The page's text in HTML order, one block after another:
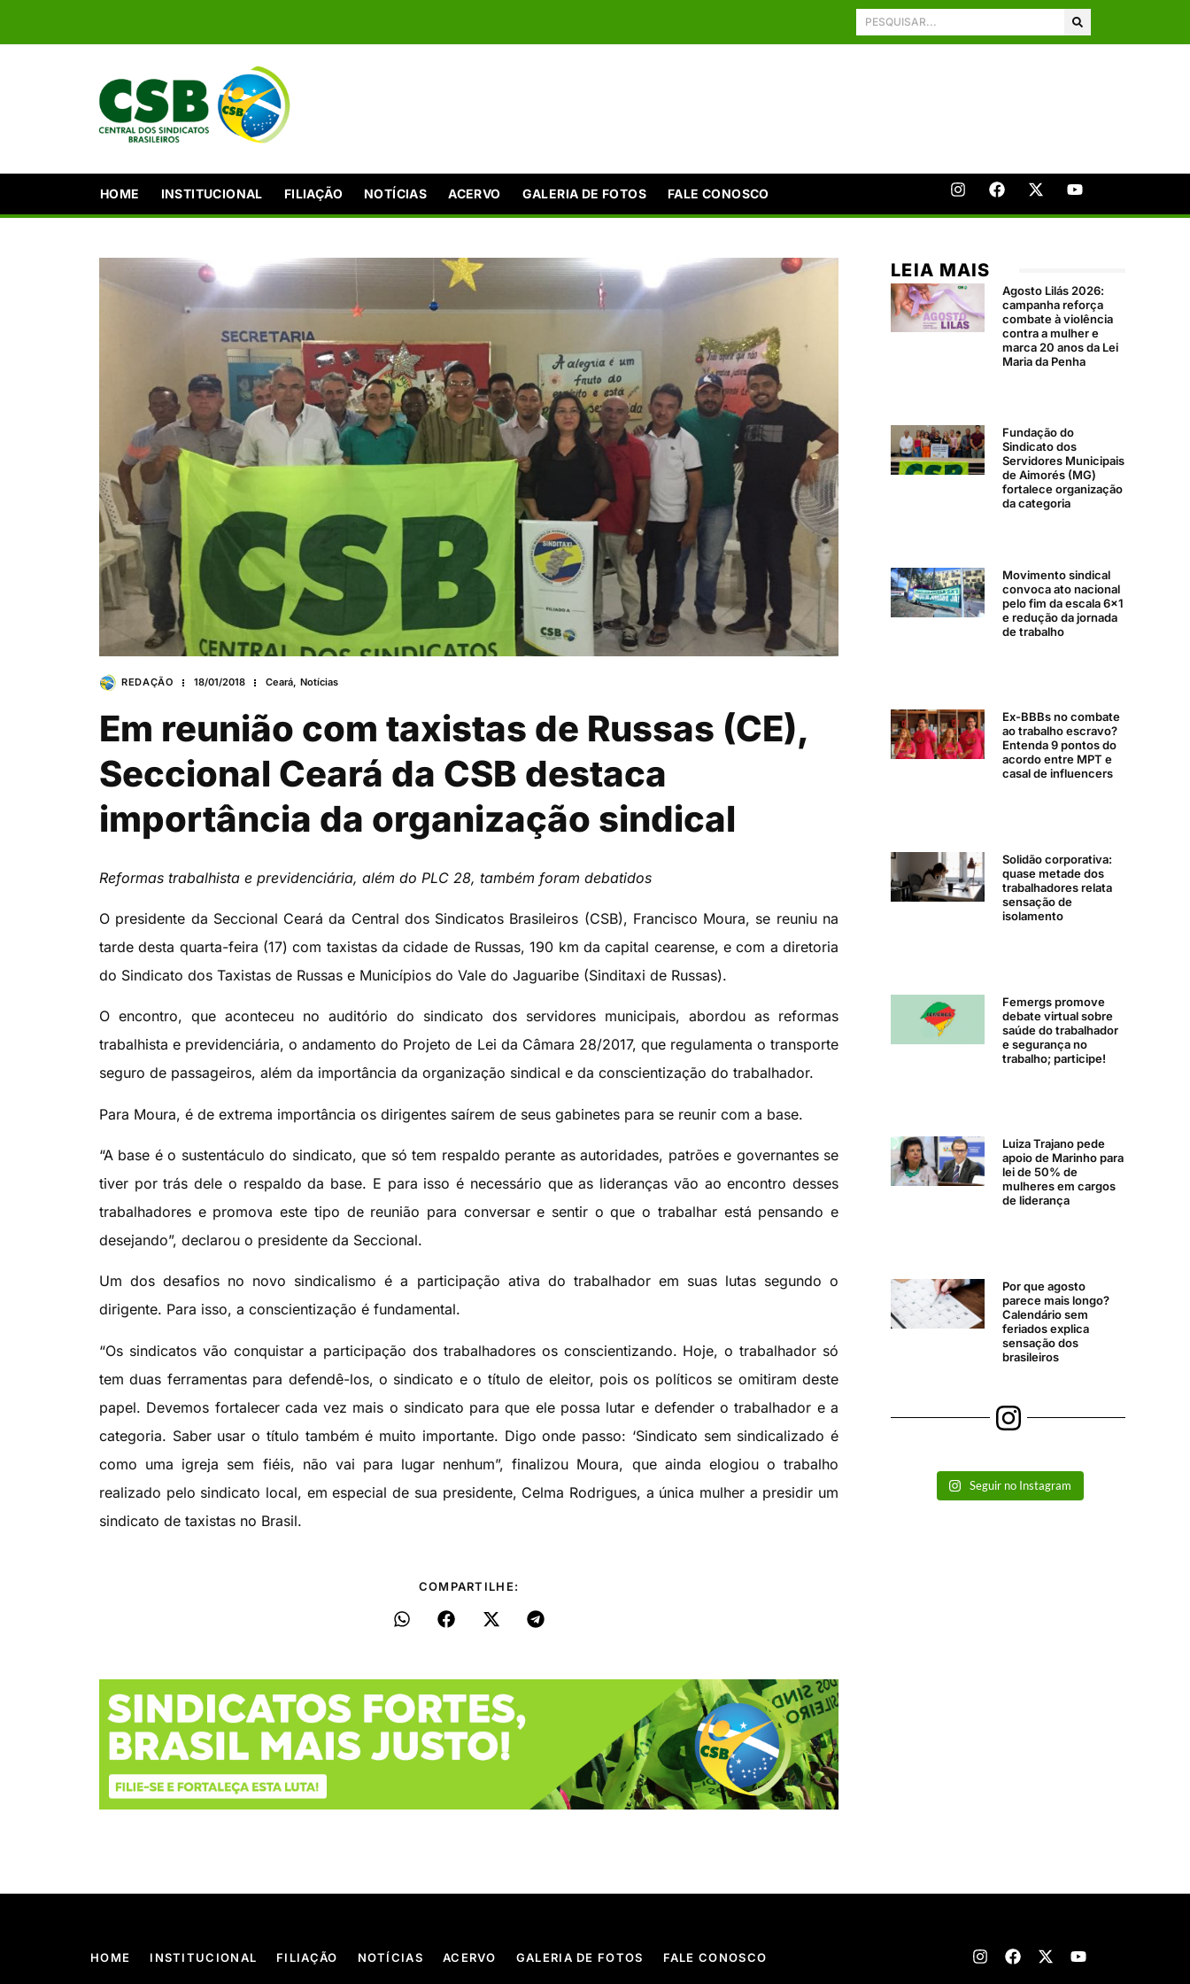
HOME INSTITUCIONAL FILIAÇÃO NOTÍCIAS ACERVO GALERIA DE FOTOS FALE CONOSCO
REDAÇÃO 18/01/2018 Ceará, Notícias
Em reunião com taxistas de Russas (CE),
Seccional Ceará da CSB destaca
importância da organização sindical
Reformas trabalhista e previdenciária, além do PLC 28, também foram debatidos
O presidente da Seccional Ceará da Central dos Sindicatos Brasileiros (CSB), Francisco Moura, se reuniu na
tarde desta quarta-feira (17) com taxistas da cidade de Russas, 190 km da capital cearense, e com a diretoria
do Sindicato dos Taxistas de Russas e Municípios do Vale do Jaguaribe (Sinditaxi de Russas).
O encontro, que aconteceu no auditório do sindicato dos servidores municipais, abordou as reformas
trabalhista e previdenciária, o andamento do Projeto de Lei da Câmara 28/2017, que regulamenta o transporte
seguro de passageiros, além da importância da organização sindical e da conscientização do trabalhador.
Para Moura, é de extrema importância os dirigentes saírem de seus gabinetes para se reunir com a base.
“A base é o sustentáculo do sindicato, que só tem respaldo perante as autoridades, patrões e governantes se
tiver por trás dele o respaldo da base. E para isso é necessário que as lideranças vão ao encontro desses
trabalhadores e promova este tipo de reunião para conversar e sentir o que o trabalhar está pensando e
desejando”, declarou o presidente da Seccional.
Um dos desafios no novo sindicalismo é a participação ativa do trabalhador em suas lutas segundo o
dirigente. Para isso, a conscientização é fundamental.
“Os sindicatos vão conquistar a participação dos trabalhadores os conscientizando. Hoje, o trabalhador só
tem duas ferramentas para defendê-los, o sindicato e o título de eleitor, pois os políticos se omitiram deste
papel. Devemos fortalecer cada vez mais o sindicato para que ele possa lutar e defender o trabalhador e a
categoria. Saber usar o título também é muito importante. Digo onde passo: ‘Sindicato sem sindicalizado é
como uma igreja sem fiéis, não vai para lugar nenhum”, finalizou Moura, que ainda elogiou o trabalho
realizado pelo sindicato local, em especial de sua presidente, Celma Rodrigues, a única mulher a presidir um
sindicato de taxistas no Brasil.
COMPARTILHE:
LEIA MAIS
Agosto Lilás 2026:
campanha reforça
combate à violência
contra a mulher e
marca 20 anos da Lei
Maria da Penha
Fundação do
Sindicato dos
Servidores Municipais
de Aimorés (MG)
fortalece organização
da categoria
Movimento sindical
convoca ato nacional
pelo fim da escala 6×1
e redução da jornada
de trabalho
Ex-BBBs no combate
ao trabalho escravo?
Entenda 9 pontos do
acordo entre MPT e
casal de influencers
Solidão corporativa:
quase metade dos
trabalhadores relata
sensação de
isolamento
Femergs promove
debate virtual sobre
saúde do trabalhador
e segurança no
trabalho; participe!
Luiza Trajano pede
apoio de Marinho para
lei de 50% de
mulheres em cargos
de liderança
Por que agosto
parece mais longo?
Calendário sem
feriados explica
sensação dos
brasileiros
Seguir no Instagram
HOME INSTITUCIONAL FILIAÇÃO NOTÍCIAS ACERVO GALERIA DE FOTOS FALE CONOSCO